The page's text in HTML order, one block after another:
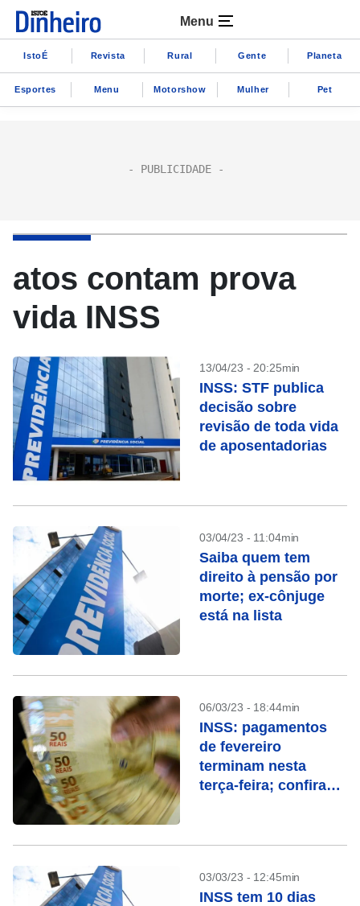
Menu
IstoÉ Revista Rural Gente Planeta
Esportes Menu Motorshow Mulher Pet
atos contam prova
vida INSS
13/04/23 - 20:25min
INSS: STF publica
decisão sobre
revisão de toda vida
de aposentadorias
03/04/23 - 11:04min
Saiba quem tem
direito à pensão por
morte; ex-cônjuge
está na lista
06/03/23 - 18:44min
INSS: pagamentos
de fevereiro
terminam nesta
terça-feira; confira
03/03/23 - 12:45min
INSS tem 10 dias